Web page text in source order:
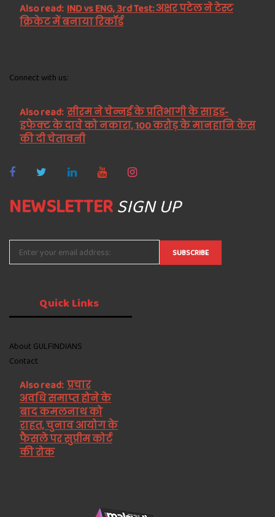
Also read: IND vs ENG, 3rd Test: अक्षर पटेल ने टेस्ट
क्रिकेट में बनाया रिकॉर्ड
Connect with us:
Also read: सीरम ने चेन्नई के प्रतिभागी के साइड-
इफेक्ट के दावे को नकारा, 100 करोड़ के मानहानि केस
की दी चेतावनी
NEWSLETTERSIGN UP
QuickLinks
About GULFINDIANS
Contact
Also read: प्रचार
अवधि समाप्त होने के
बाद कमलनाथ को
राहत, चुनाव आयोग के
फैसले पर सुप्रीम कोर्ट
की रोक